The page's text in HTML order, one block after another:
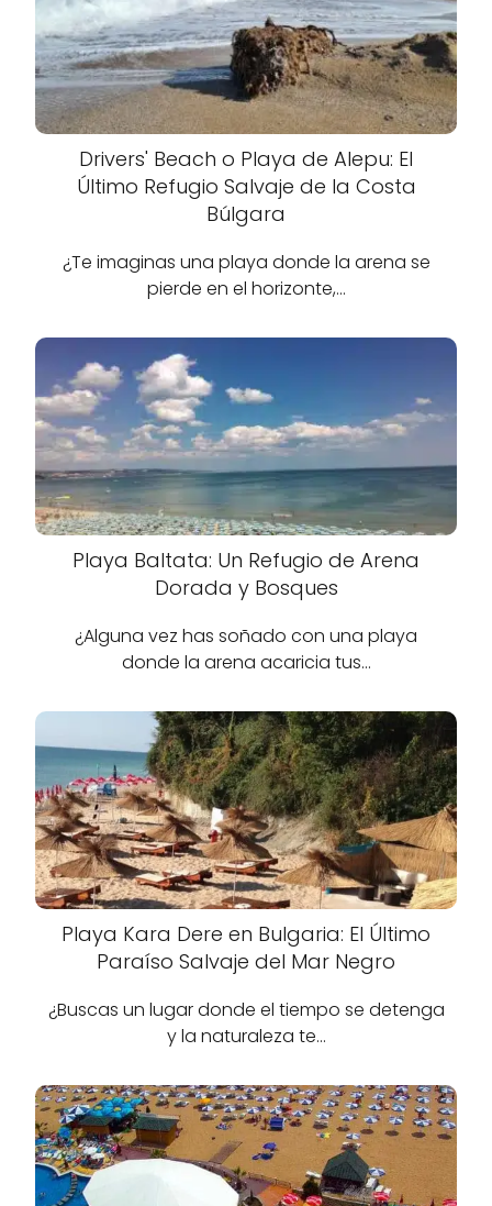
Drivers' Beach o Playa de Alepu: El
Último Refugio Salvaje de la Costa
Búlgara
¿Te imaginas una playa donde la arena se
pierde en el horizonte,…
Playa Baltata: Un Refugio de Arena
Dorada y Bosques
¿Alguna vez has soñado con una playa
donde la arena acaricia tus…
Playa Kara Dere en Bulgaria: El Último
Paraíso Salvaje del Mar Negro
¿Buscas un lugar donde el tiempo se detenga
y la naturaleza te…